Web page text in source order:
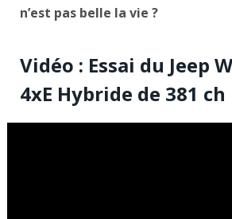
n’est pas belle la vie ?
Vidéo : Essai du Jeep
4xE Hybride de 381 ch